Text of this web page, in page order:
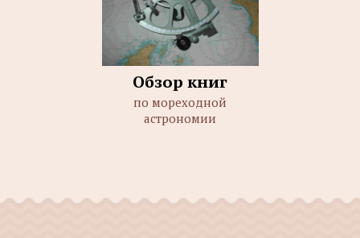
Обзор книг
по мореходной
астрономии